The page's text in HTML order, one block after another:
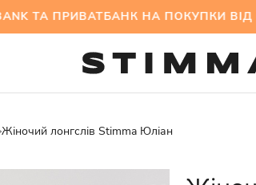
ТА ПРИВАТБАНК НА ПОКУПКИ
Жіночий лонгслів Stimma Юліан